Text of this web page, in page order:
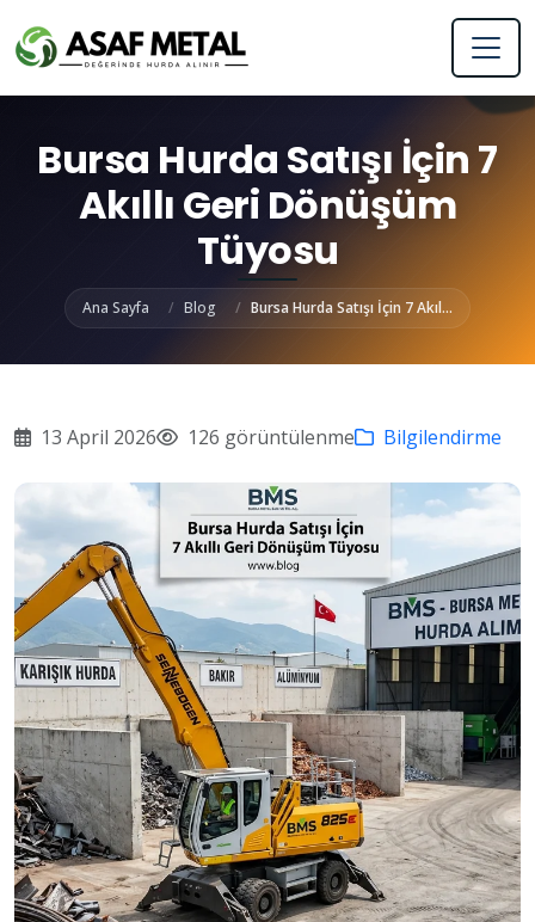
Bursa Hurda Satışı İçin 7
Akıllı Geri Dönüşüm
Tüyosu
Ana Sayfa Blog Bursa Hurda Satışı İçin 7 Akıl...
13 April 2026 126 görüntülenme Bilgilendirme